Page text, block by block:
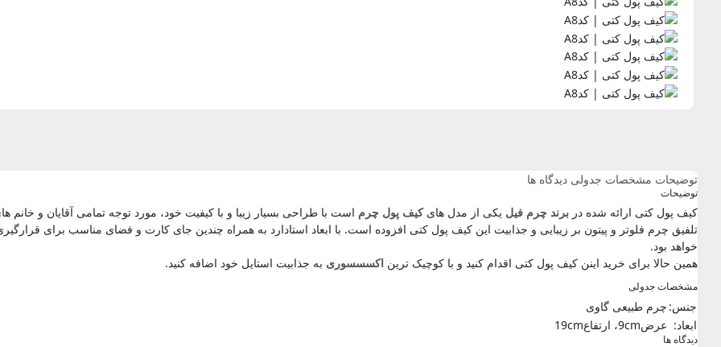
توضیحات مشخصات جدولی دیدگاه ها
توضیحات
کیف پول کتی ارائه شده در برند چرم فیل یکی از مدل هایکیف پول چرم است با طراحی بسیار زیبا و با کیفیت خود، مورد توجه تمامی آقایان و
تلفیق چرم فلوتر و پیتون بر زیبایی و جذابیت این کیف پول کتی افزوده است. با ابعاد استادارد به همراه چندین جای کارت و فضای مناسب برای
خواهد بود.
همین حالا برای خرید اینن کیف پول کتی اقدام کنید و با کوچیک ترین اکسسسوری به جذابیت استایل خود اضافه کنید.
مشخصات جدولی
جنس: چرم طبیعی گاوی
ابعاد: عرض9cm، ارتفاع19cm
دیدگاه ها